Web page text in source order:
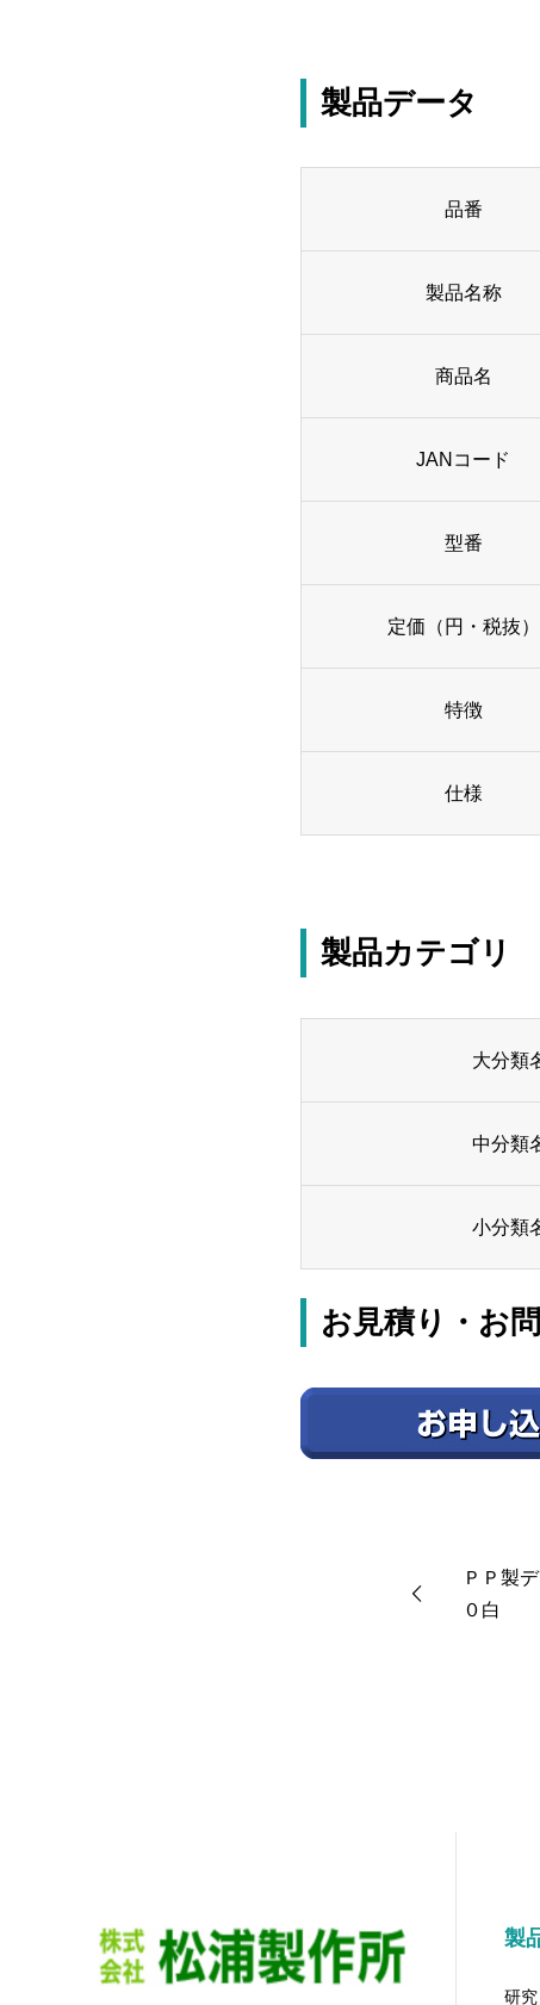
製品データ
品番
製品名称
商品名
JANコード
型番
定価（円・税抜）
特徴
仕様
製品カテゴリ
大分類
中分類
小分類
お見積り・お
ＰＰ製
０白
製
研